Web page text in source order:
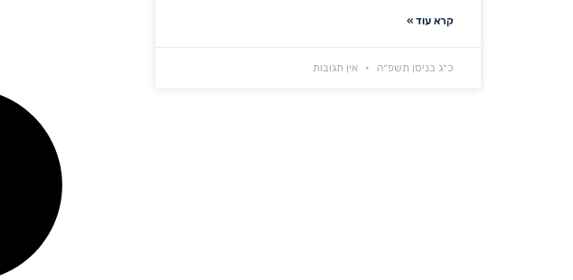
קרא עוד »
כ״ג בניסן תשפ״ה אין תגובות